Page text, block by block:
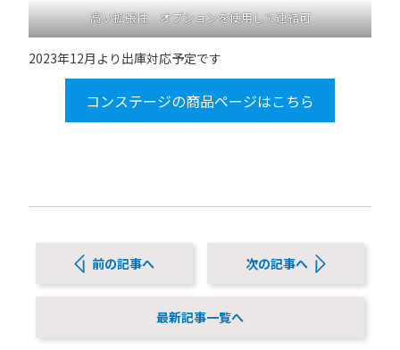
高い拡張性 オプションを使用して連結可
2023年12月より出庫対応予定です
コンステージの商品ページはこちら
前の記事へ
最新記事一覧へ
次の記事へ